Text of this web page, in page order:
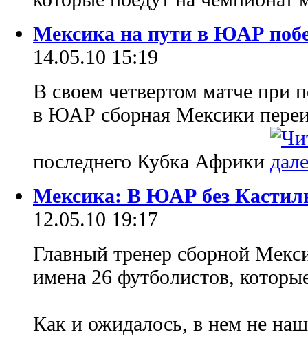
Мексика на пути в ЮАР
14.05.10 15:19
В своем четвертом матче при
в ЮАР сборная Мексики
последнего Кубка Африки
Мексика: В ЮАР без
12.05.10 19:17
Главный тренер сборной
имена 26 футболистов,
Как и ожидалось, в нем не